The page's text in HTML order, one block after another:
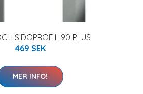
SIDOPROFIL 90 PLUS
469 SEK
MER INFO!